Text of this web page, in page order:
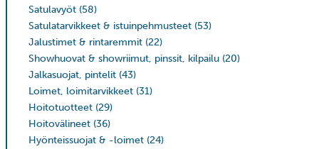
Satulavyöt (58)
Satulatarvikkeet & istuinpehmusteet (53)
Jalustimet & rintaremmit (22)
Showhuovat & showriimut, pinssit, kilpailu (20)
Jalkasuojat, pintelit (43)
Loimet, loimitarvikkeet (31)
Hoitotuotteet (29)
Hoitovälineet (36)
Hyönteissuojat & -loimet (24)